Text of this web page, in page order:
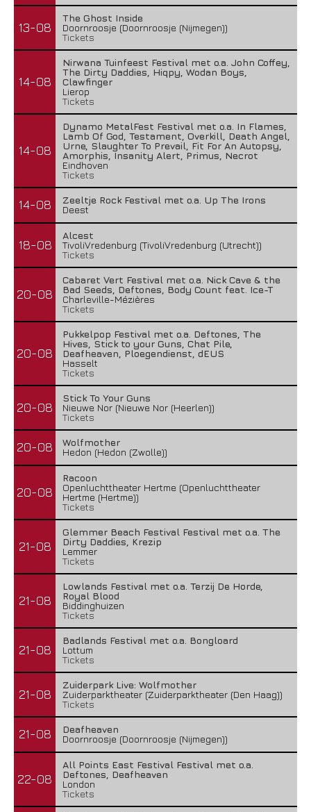
13-08
The Ghost Inside
Doornroosje (Doornroosje (Nijmegen))
Tickets
14-08
Nirwana Tuinfeest Festival met o.a. John Coffey,
The Dirty Daddies, Hiqpy, Wodan Boys,
Clawfinger
Lierop
Tickets
14-08
Dynamo MetalFest Festival met o.a. In Flames,
Lamb Of God, Testament, Overkill, Death Angel,
Urne, Slaughter To Prevail, Fit For An Autopsy,
Amorphis, Insanity Alert, Primus, Necrot
Eindhoven
Tickets
14-08
Zeeltje Rock Festival met o.a. Up The Irons
Deest
18-08
Alcest
TivoliVredenburg (TivoliVredenburg (Utrecht))
Tickets
20-08
Cabaret Vert Festival met o.a. Nick Cave & the
Bad Seeds, Deftones, Body Count feat. Ice-T
Charleville-Mézières
Tickets
20-08
Pukkelpop Festival met o.a. Deftones, The
Hives, Stick to your Guns, Chat Pile,
Deafheaven, Ploegendienst, dEUS
Hasselt
Tickets
20-08
Stick To Your Guns
Nieuwe Nor (Nieuwe Nor (Heerlen))
Tickets
20-08
Wolfmother
Hedon (Hedon (Zwolle))
20-08
Racoon
Openluchttheater Hertme (Openluchttheater
Hertme (Hertme))
Tickets
21-08
Glemmer Beach Festival Festival met o.a. The
Dirty Daddies, Krezip
Lemmer
Tickets
21-08
Lowlands Festival met o.a. Terzij De Horde,
Royal Blood
Biddinghuizen
Tickets
21-08
Badlands Festival met o.a. Bongloard
Lottum
Tickets
21-08
Zuiderpark Live: Wolfmother
Zuiderparktheater (Zuiderparktheater (Den Haag))
Tickets
21-08
Deafheaven
Doornroosje (Doornroosje (Nijmegen))
22-08
All Points East Festival Festival met o.a.
Deftones, Deafheaven
London
Tickets